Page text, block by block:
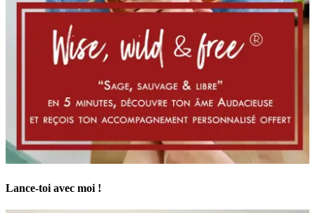
Lance-toi avec moi !